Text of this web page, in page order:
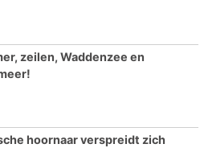
zeilen, Waddenzee en
hoornaar verspreidt zich